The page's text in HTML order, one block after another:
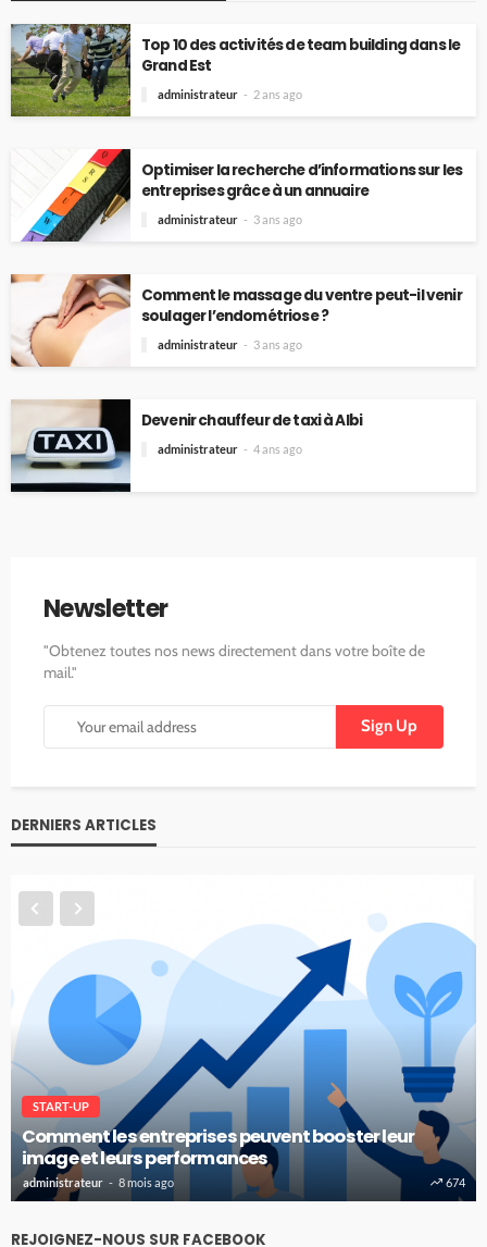
Top 10 des activités de team building dans le
Grand Est
administrateur 2 ans ago
Optimiser la recherche d’informations sur les
entreprises grâce à un annuaire
administrateur 3 ans ago
Comment le massage du ventre peut-il venir
soulager l’endométriose ?
administrateur 3 ans ago
Devenir chauffeur de taxi à Albi
administrateur 4 ans ago
Newsletter
"Obtenez toutes nos news directement dans votre boîte de
mail."
DERNIERS ARTICLES
START-UP
Comment les entreprises peuvent booster leur
image et leurs performances
administrateur 8 mois ago 674
REJOIGNEZ-NOUS SUR FACEBOOK